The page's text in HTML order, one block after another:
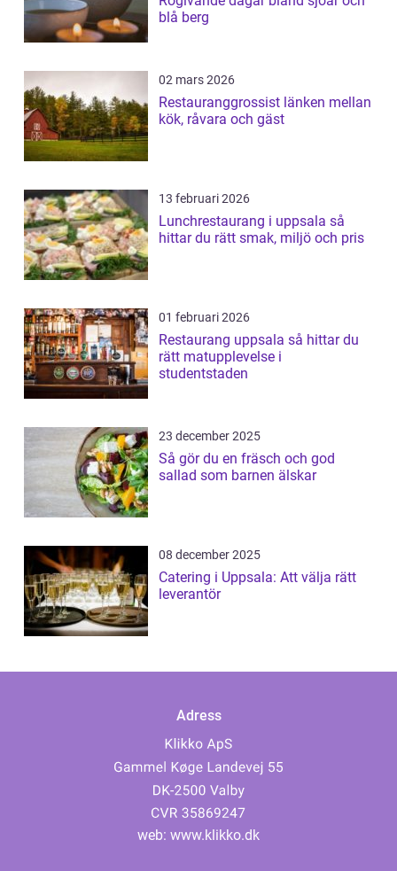
blå berg
02 mars 2026
Restauranggrossist länken mellan
kök, råvara och gäst
13 februari 2026
Lunchrestaurang i uppsala så
hittar du rätt smak, miljö och pris
01 februari 2026
Restaurang uppsala så hittar du
rätt matupplevelse i
studentstaden
23 december 2025
Så gör du en fräsch och god
sallad som barnen älskar
08 december 2025
Catering i Uppsala: Att välja rätt
leverantör
Adress
web: www.klikko.dk